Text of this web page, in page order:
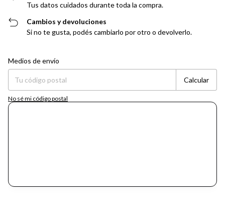
Tus datos cuidados durante toda la compra.
Cambios y devoluciones
Si no te gusta, podés cambiarlo por otro o devolverlo.
Entregas para el CP:
Medios de envío
Calcular
No sé mi código postal